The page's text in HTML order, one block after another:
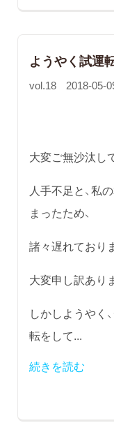
ようやく試運
vol.18 2018-05-
大変ご無沙汰し
人手不足と、私
まったため、
諸々遅れており
大変申し訳あり
しかしようやく
転をして...
続きを読む